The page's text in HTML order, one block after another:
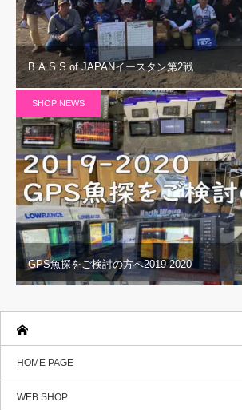
B.A.S.S of JAPANイースタン第2戦
SHOP NEWS
GPS魚探をご検討の方へ2019-2020
HOME PAGE
WEB SHOP